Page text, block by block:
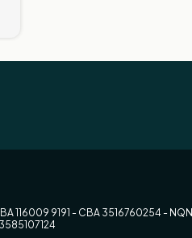
116009 9191 - CBA 3516760254 - NQN